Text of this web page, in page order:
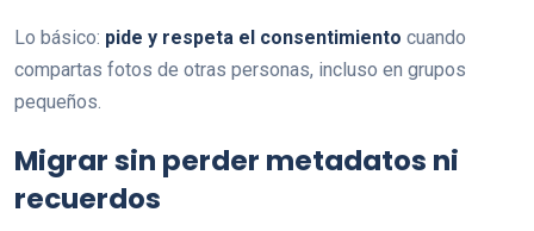
Lo básico: pide y respeta el consentimiento cuando
compartas fotos de otras personas, incluso en grupos
pequeños.
Migrar sin perder metadatos ni
recuerdos